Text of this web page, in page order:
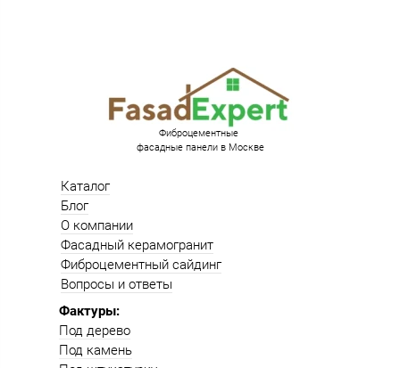
Фактуры:
Под дерево
Под камень
Каталог
Блог
О компании
Фасадный керамогранит
Фиброцементный сайдинг
Вопросы и ответы
Фиброцементные
фасадные панели в Москве